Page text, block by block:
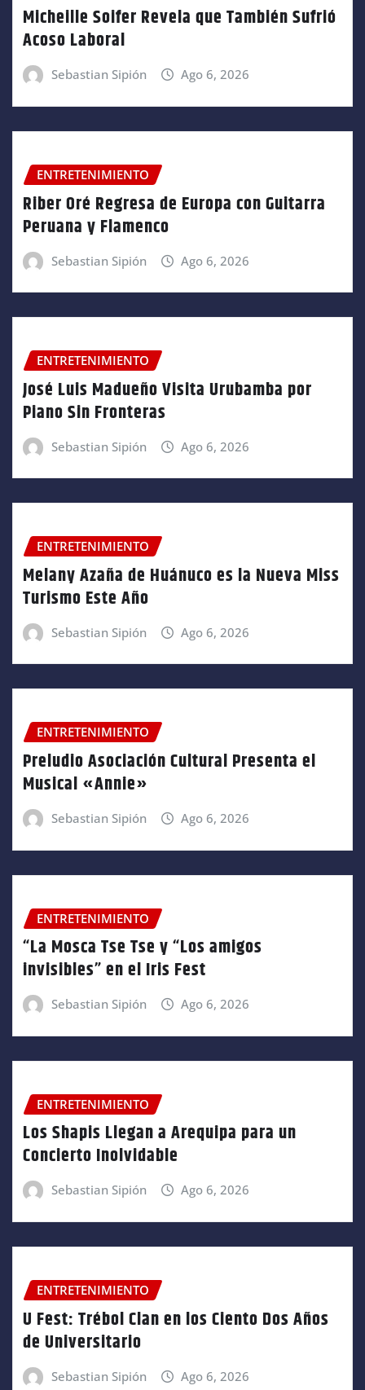
Micheille Soifer Revela que También Sufrió
Acoso Laboral
Sebastian Sipión Ago 6, 2026
ENTRETENIMIENTO
Riber Oré Regresa de Europa con Guitarra
Peruana y Flamenco
Sebastian Sipión Ago 6, 2026
ENTRETENIMIENTO
José Luis Madueño Visita Urubamba por
Piano Sin Fronteras
Sebastian Sipión Ago 6, 2026
ENTRETENIMIENTO
Melany Azaña de Huánuco es la Nueva Miss
Turismo Este Año
Sebastian Sipión Ago 6, 2026
ENTRETENIMIENTO
Preludio Asociación Cultural Presenta el
Musical «Annie»
Sebastian Sipión Ago 6, 2026
ENTRETENIMIENTO
“La Mosca Tse Tse y “Los amigos
invisibles” en el Iris Fest
Sebastian Sipión Ago 6, 2026
ENTRETENIMIENTO
Los Shapis Llegan a Arequipa para un
Concierto Inolvidable
Sebastian Sipión Ago 6, 2026
ENTRETENIMIENTO
U Fest: Trébol Clan en los Ciento Dos Años
de Universitario
Sebastian Sipión Ago 6, 2026